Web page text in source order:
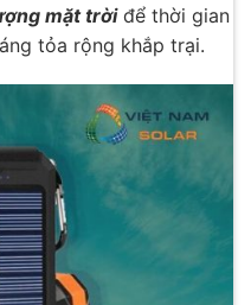
mặt trời để thời gian
tỏa rộng khắp trại.